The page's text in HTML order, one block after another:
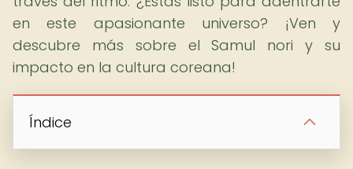
en este apasionante universo? ¡Ven y
descubre más sobre el Samul nori y su
impacto en la cultura coreana!
Índice